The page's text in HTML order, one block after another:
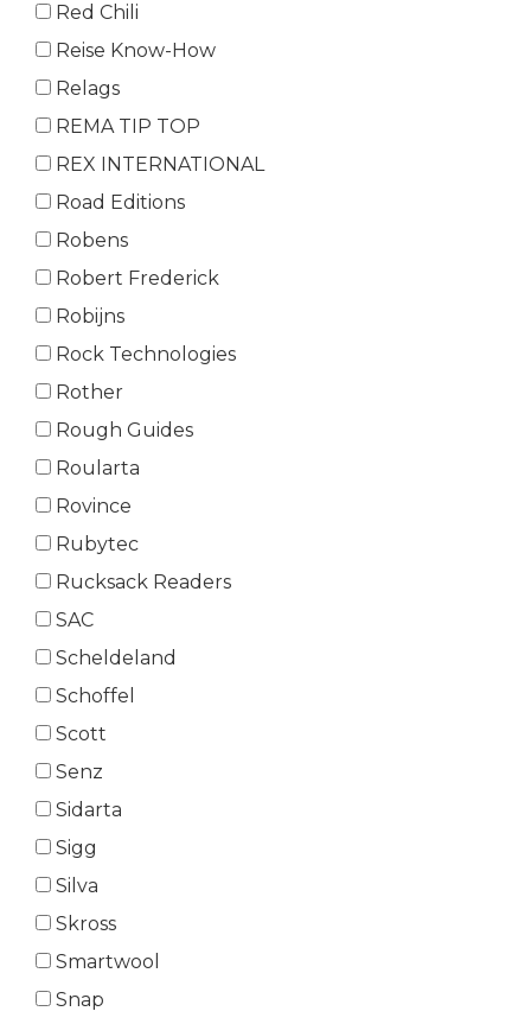
Red Chili
Reise Know-How
Relags
REMA TIP TOP
REX INTERNATIONAL
Road Editions
Robens
Robert Frederick
Robijns
Rock Technologies
Rother
Rough Guides
Roularta
Rovince
Rubytec
Rucksack Readers
SAC
Scheldeland
Schoffel
Scott
Senz
Sidarta
Sigg
Silva
Skross
Smartwool
Snap